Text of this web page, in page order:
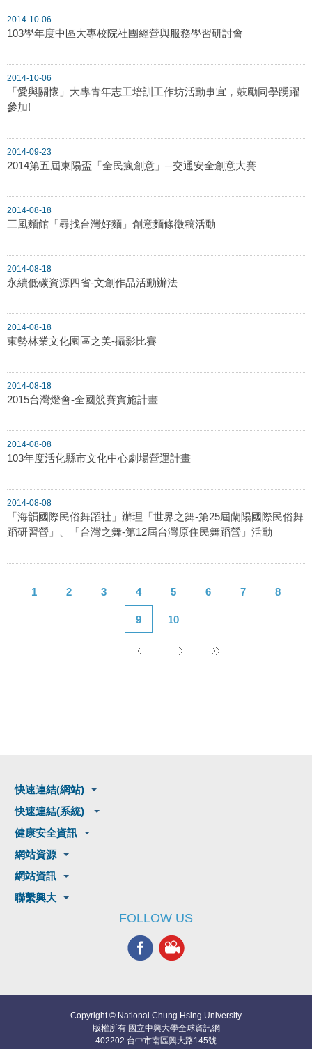
2014-10-06
103學年度中區大專校院社團經營與服務學習研討會
2014-10-06
「愛與關懷」大專青年志工培訓工作坊活動事宜，鼓勵同學踴躍
參加!
2014-09-23
2014第五屆東陽盃「全民瘋創意」─交通安全創意大賽
2014-08-18
三風麵館「尋找台灣好麵」創意麵條徵稿活動
2014-08-18
永續低碳資源四省-文創作品活動辦法
2014-08-18
東勢林業文化園區之美-攝影比賽
2014-08-18
2015台灣燈會-全國競賽實施計畫
2014-08-08
103年度活化縣市文化中心劇場營運計畫
2014-08-08
「海韻國際民俗舞蹈社」辦理「世界之舞-第25屆蘭陽國際民俗舞
蹈研習營」、「台灣之舞-第12屆台灣原住民舞蹈營」活動
1 2 3 4 5 6 7 8
9 10
快速連結(網站)
快速連結(系統)
健康安全資訊
網站資源
網站資訊
聯繫興大
FOLLOW US
Copyright © National Chung Hsing University
版權所有 國立中興大學全球資訊網
402202 台中市南區興大路145號